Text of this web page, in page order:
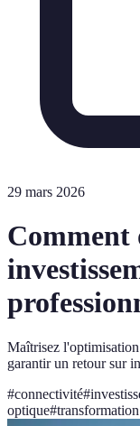
29 mars 2026
Comment
Maîtrisez
garantir un retour sur
#connectivité#
optique#